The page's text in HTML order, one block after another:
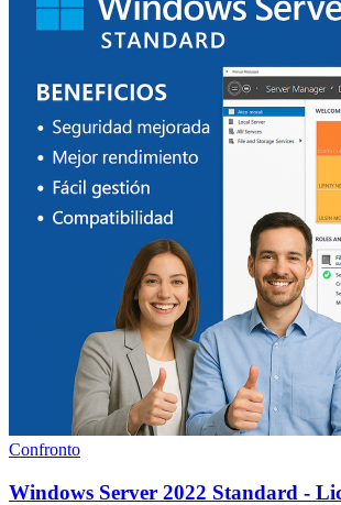
Confronto
Windows Server 2022 Standard -